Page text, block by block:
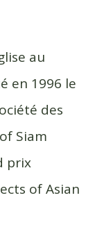
au
en 1996 le
des
Siam
prix
of Asian